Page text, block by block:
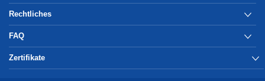
Rechtliches
FAQ
Zertifikate